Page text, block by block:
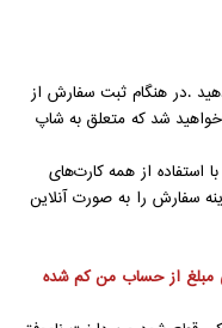
.در هنگام ثبت سفارش از
خواهید شد که متعلق به شاپ
استفاده از همه کارت‏‌های
شبکه شتاب در سایت شاپ 100، هزینه سفارش را به صورت آنلاین
مبلغ از حساب من کم شده